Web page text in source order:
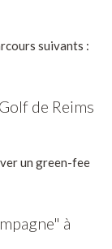
suivants :
de Reims
un green-fee
à